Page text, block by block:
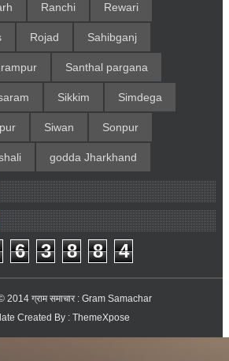
Ranchi Rewari
Rojad Sahibganj
Santhal pargana
Sikkim Simdega
Siwan Sonpur
godda Jharkhand
6 3 8 8 4
2014 ग्राम समाचार : Gram Samachar
Created By : ThemeXpose